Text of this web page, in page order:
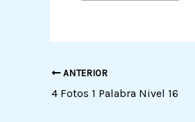
ANTERIOR
4 Fotos 1 Palabra Nivel 16